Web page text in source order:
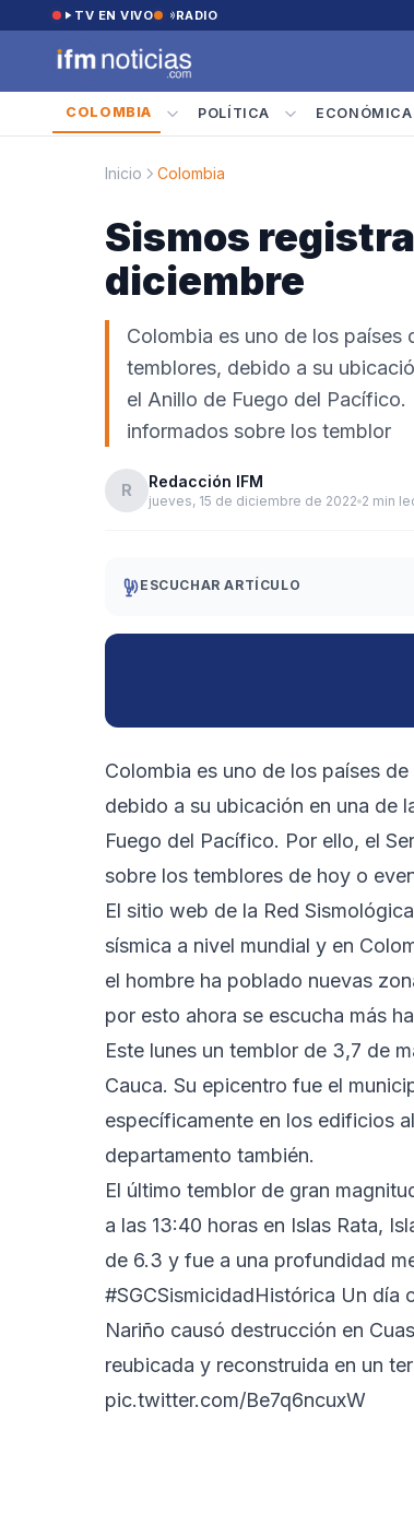
Saltar al contenido
TV EN VIVO RADIO
COLOMBIA POLÍTICA
Inicio Colombia
Sismos
diciembre
Colombia es uno de los
temblores, debido a su
el Anillo de Fuego del
informados sobre los temblor
R Redacción IFM
jueves, 15 de diciembre de 2022 2 min
ESCUCHAR ARTÍCULO
Colombia es uno de los países
debido a su ubicación en una de
Fuego del Pacífico. Por ello, el
sobre los temblores de hoy o
El sitio web de la Red
sísmica a nivel mundial y en
el hombre ha poblado nuevas
por esto ahora se escucha más
Este lunes un temblor de 3,7 de
Cauca. Su epicentro fue el
específicamente en los edificios
departamento también.
El último temblor de gran
a las 13:40 horas en Islas Rata,
de 6.3 y fue a una profundidad
#SGCSismicidadHistórica Un día
Nariño causó destrucción en
reubicada y reconstruida en un
pic.twitter.com/Be7q6ncuxW